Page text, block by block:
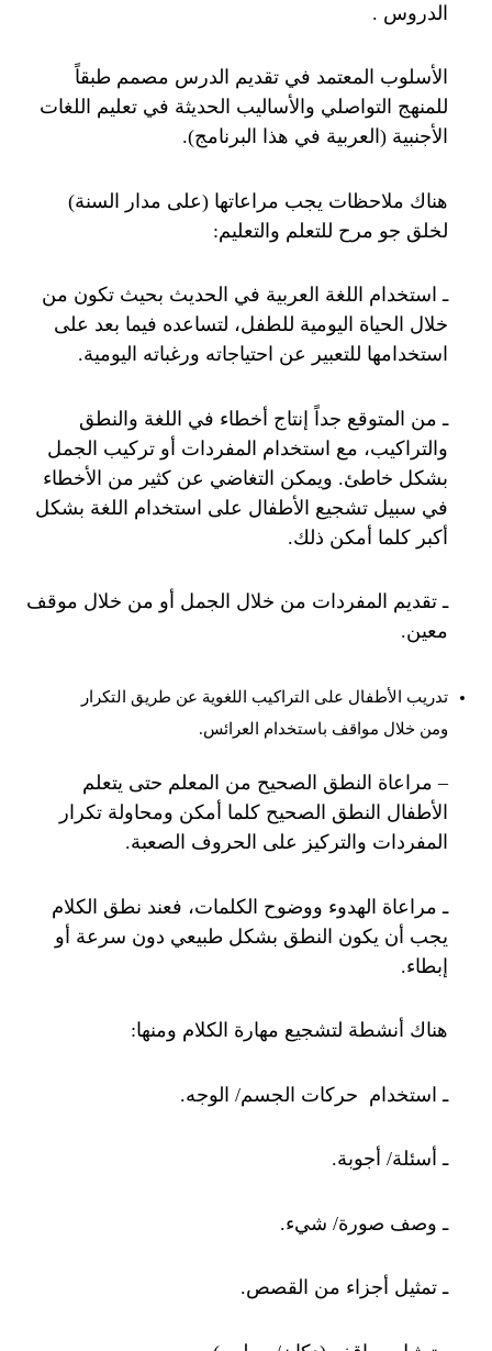
الدروس .
الأسلوب المعتمد في تقديم الدرس مصمم طبقاً
للمنهج التواصلي والأساليب الحديثة في تعليم اللغات
الأجنبية (العربية في هذا البرنامج).
هناك ملاحظات يجب مراعاتها (على مدار السنة)
لخلق جو مرح للتعلم والتعليم:
ـ استخدام اللغة العربية في الحديث بحيث تكون من
خلال الحياة اليومية للطفل، لتساعده فيما بعد على
استخدامها للتعبير عن احتياجاته ورغباته اليومية.
ـ من المتوقع جداً إنتاج أخطاء في اللغة والنطق
والتراكيب، مع استخدام المفردات أو تركيب الجمل
بشكل خاطئ. ويمكن التغاضي عن كثير من الأخطاء
في سبيل تشجيع الأطفال على استخدام اللغة بشكل
أكبر كلما أمكن ذلك.
ـ تقديم المفردات من خلال الجمل أو من خلال موقف
معين.
تدريب الأطفال على التراكيب اللغوية عن طريق التكرار
ومن خلال مواقف باستخدام العرائس.
– مراعاة النطق الصحيح من المعلم حتى يتعلم
الأطفال النطق الصحيح كلما أمكن ومحاولة تكرار
المفردات والتركيز على الحروف الصعبة.
ـ مراعاة الهدوء ووضوح الكلمات، فعند نطق الكلام
يجب أن يكون النطق بشكل طبيعي دون سرعة أو
إبطاء.
هناك أنشطة لتشجيع مهارة الكلام ومنها:
ـ استخدام حركات الجسم/ الوجه.
ـ أسئلة/ أجوبة.
ـ وصف صورة/ شيء.
ـ تمثيل أجزاء من القصص.